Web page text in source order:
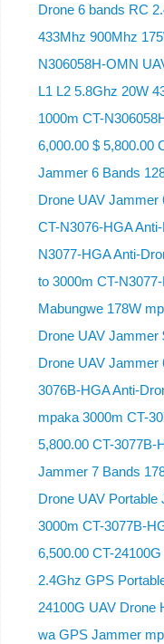
Drone 6 bands RC
433Mhz 900Mhz
N306058H-OMN
L1 L2 5.8Ghz 20W
1000m CT-
6,000.00 $ 5,800.00
Jammer 6 Bands
Drone UAV Jammer
CT-N3076-HGA
N3077-HGA Anti-
to 3000m CT-
Mabungwe 178W
Drone UAV Jammer
Drone UAV Jammer
3076B-HGA Anti-
mpaka 3000m CT-
5,800.00 CT-3077B-
Jammer 7 Bands
Drone UAV
3000m CT-3077B-
6,500.00 CT-
2.4Ghz GPS
24100G UAV Drone
wa GPS Jammer